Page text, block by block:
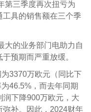
第三季度再次扭亏为
具的销售额在三个季
大的业务部门电助力自
预期而严重放缓。
3370万欧元（同比下
46.5%，而去年同期
润下降900万欧元，大
补。因此，2024财年